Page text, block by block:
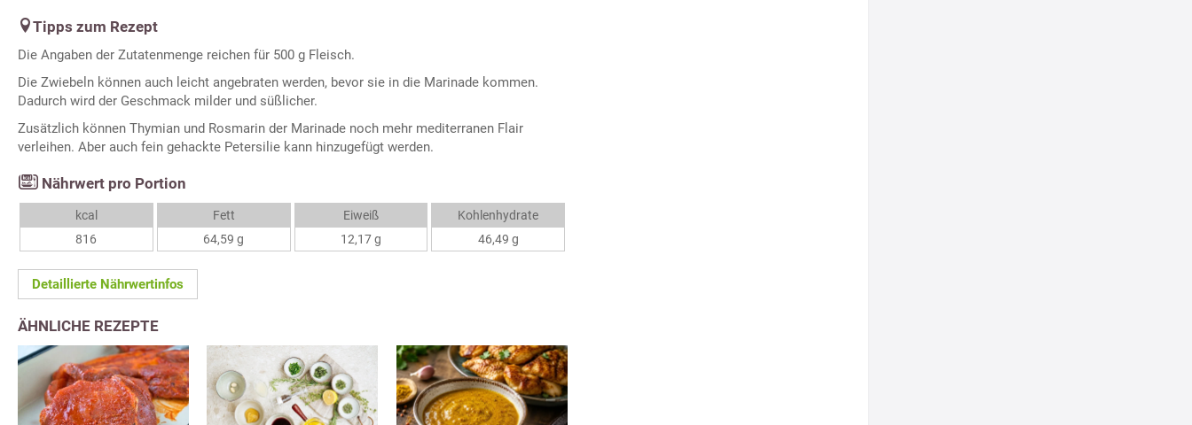
Tipps zum Rezept
Die Angaben der Zutatenmenge reichen für 500 g Fleisch.
Die Zwiebeln können auch leicht angebraten werden, bevor sie in die Marinade kommen.
Dadurch wird der Geschmack milder und süßlicher.
Zusätzlich können Thymian und Rosmarin der Marinade noch mehr mediterranen Flair
verleihen. Aber auch fein gehackte Petersilie kann hinzugefügt werden.
Nährwert pro Portion
kcal
816
Fett
64,59 g
Eiweiß
12,17 g
Kohlenhydrate
46,49 g
Detaillierte Nährwertinfos
ÄHNLICHE REZEPTE